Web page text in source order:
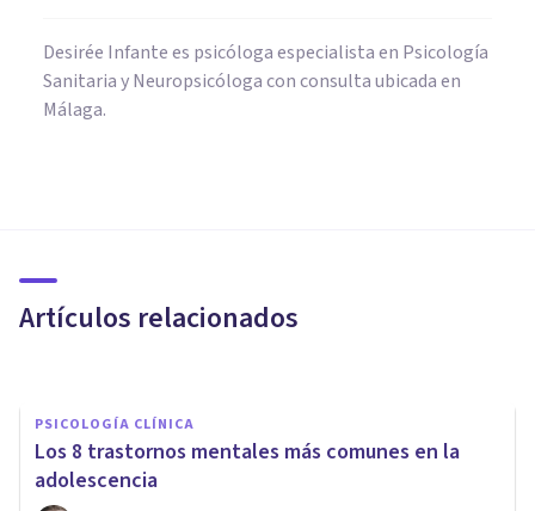
Desirée Infante es psicóloga especialista en Psicología
Sanitaria y Neuropsicóloga con consulta ubicada en
Málaga.
Artículos relacionados
adolescente
PSICOLOGÍA CLÍNICA
Los 8 trastornos mentales más comunes en la
adolescencia